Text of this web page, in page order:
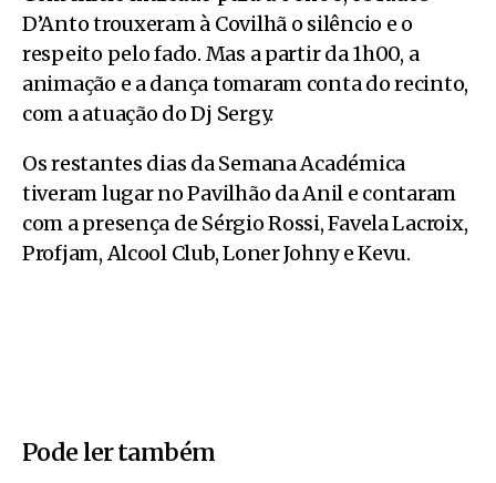
D’Anto trouxeram à Covilhã o silêncio e o
respeito pelo fado. Mas a partir da 1h00, a
animação e a dança tomaram conta do recinto,
com a atuação do Dj Sergy.
Os restantes dias da Semana Académica
tiveram lugar no Pavilhão da Anil e contaram
com a presença de Sérgio Rossi, Favela Lacroix,
Profjam, Alcool Club, Loner Johny e Kevu.
Pode ler também